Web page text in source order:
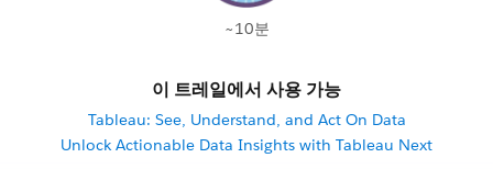
~10분
이 트레일에서 사용 가능
Tableau: See, Understand, and Act On Data
Unlock Actionable Data Insights with Tableau Next